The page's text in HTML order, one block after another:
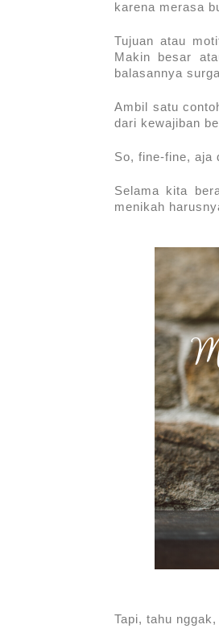
karena merasa
Tujuan atau
Makin besar
balasannya
Ambil satu
dari kewajiban
So, fine-fine, aja
Selama kita
menikah
Tapi, tahu